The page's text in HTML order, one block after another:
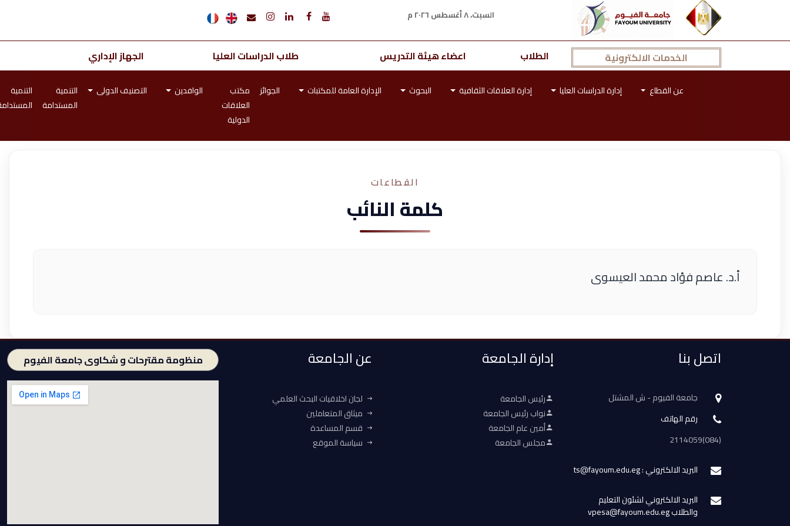
السبت، ٨ أغسطس ٢٠٢٦ م
الخدمات الالكترونية الطلاب اعضاء هيئة التدريس طلاب الدراسات العليا الجهاز الإداري
عن القطاع إدارة الدراسات العليا إدارة العلاقات الثقافية البحوث الإدارة العامة للمكتبات الجوائز
مكتب
العلاقات
الدولية
الوافدين التصنيف الدولى
التنمية
المستدامة
التنمية
القطاعات
كلمة النائب
أ.د. عاصم فؤاد محمد العيسوى
اتصل بنا
جامعة الفيوم - ش المشتل
رقم الهاتف
(084)2114059
البريد الالكتروني : ts@fayoum.edu.eg
البريد الالكتروني لشئون التعليم
والطلاب vpesa@fayoum.edu.eg
إدارة الجامعة
رئيس الجامعة
نواب رئيس الجامعة
أمين عام الجامعة
مجلس الجامعة
عن الجامعة
لجان اخلاقيات البحث العلمي
ميثاق المتعاملين
قسم المساعدة
سياسة الموقع
منظومة مقترحات و شكاوى جامعة الفيوم